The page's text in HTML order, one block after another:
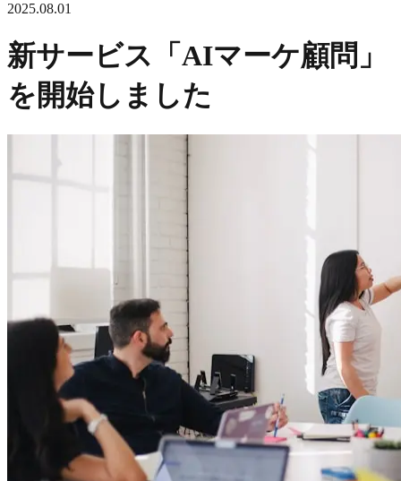
2025.08.01
新サービス「AIマーケ顧問」
を開始しました